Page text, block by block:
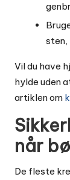
sten,
Vil du have
hylde uden
artiklen om
når
De fleste